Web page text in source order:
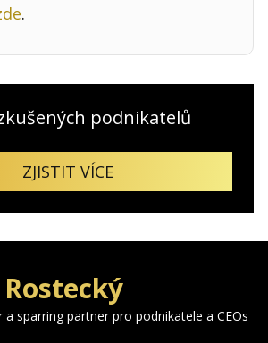
.
podnikatelů
ZJISTIT VÍCE
a sparring partner pro podnikatele a CEOs